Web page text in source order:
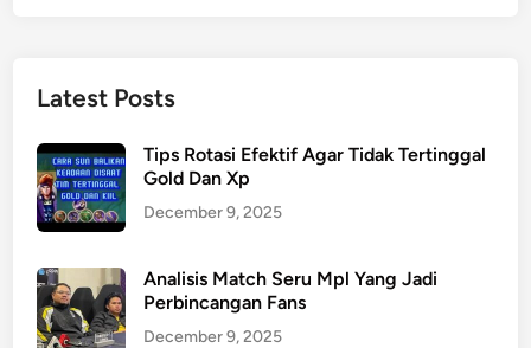
Latest Posts
Tips Rotasi Efektif Agar Tidak Tertinggal
Gold Dan Xp
December 9, 2025
Analisis Match Seru Mpl Yang Jadi
Perbincangan Fans
December 9, 2025